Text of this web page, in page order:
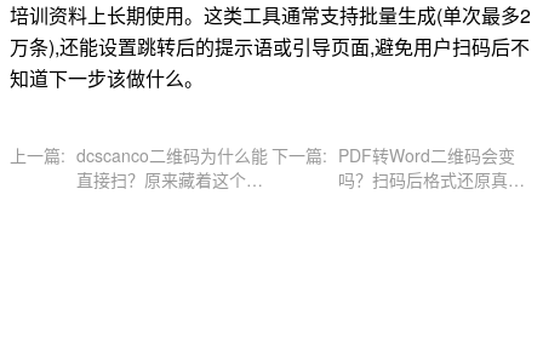
培训资料上长期使用。这类工具通常支持批量生成(单次最多2
万条),还能设置跳转后的提示语或引导页面,避免用户扫码后不
知道下一步该做什么。
上一篇: dcscanco二维码为什么能
直接扫？原来藏着这个识
下一篇: PDF转Word二维码会变
吗？扫码后格式还原真相